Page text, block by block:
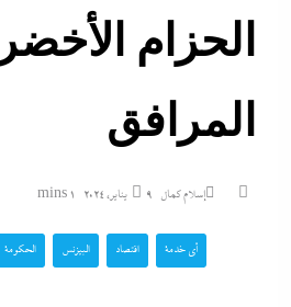
الحزام
المرافق
إسلام كمال 9 يناير، 2024 1 mins
أي خدمة اقتصاد البيزنس الحكومة